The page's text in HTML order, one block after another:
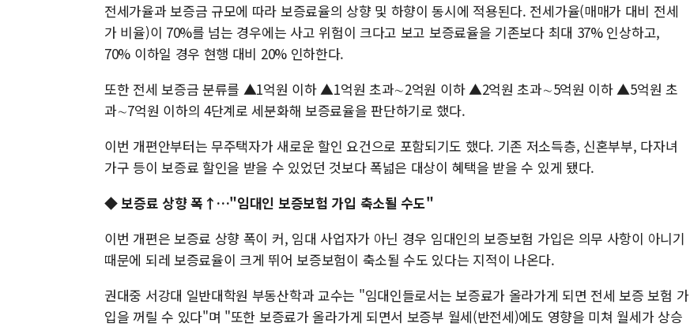
전세가율과 보증금 규모에 따라 보증료율의 상향 및 하향이 동시에 적용된다. 전세가율(매매가 대비 전세
가 비율)이 70%를 넘는 경우에는 사고 위험이 크다고 보고 보증료율을 기존보다 최대 37% 인상하고,
70% 이하일 경우 현행 대비 20% 인하한다.
또한 전세 보증금 분류를 ▲1억원 이하 ▲1억원 초과∼2억원 이하 ▲2억원 초과∼5억원 이하 ▲5억원 초
과∼7억원 이하의 4단계로 세분화해 보증료율을 판단하기로 했다.
이번 개편안부터는 무주택자가 새로운 할인 요건으로 포함되기도 했다. 기존 저소득층, 신혼부부, 다자녀
가구 등이 보증료 할인을 받을 수 있었던 것보다 폭넓은 대상이 혜택을 받을 수 있게 됐다.
◆ 보증료 상향 폭↑…"임대인 보증보험 가입 축소될 수도"
이번 개편은 보증료 상향 폭이 커, 임대 사업자가 아닌 경우 임대인의 보증보험 가입은 의무 사항이 아니기
때문에 되레 보증료율이 크게 뛰어 보증보험이 축소될 수도 있다는 지적이 나온다.
권대중 서강대 일반대학원 부동산학과 교수는 "임대인들로서는 보증료가 올라가게 되면 전세 보증 보험 가
입을 꺼릴 수 있다"며 "또한 보증료가 올라가게 되면서 보증부 월세(반전세)에도 영향을 미쳐 월세가 상승